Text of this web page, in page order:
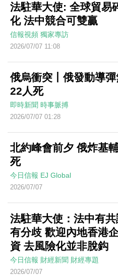
法駐華大使: 全球貿易
化 法中競合可雙贏
信報視頻 獨家專訪
2026/07/07 11:08
俄烏衝突丨俄發動導
22人死
即時新聞 時事脈搏
2026/07/07 01:28
北約峰會前夕 俄炸基
死
今日信報 EJ Global
2026/07/07
法駐華大使：法中有
有分歧 歡迎內地香港
資 去風險化並非脫鈎
今日信報 財經新聞 財經專題
2026/07/07